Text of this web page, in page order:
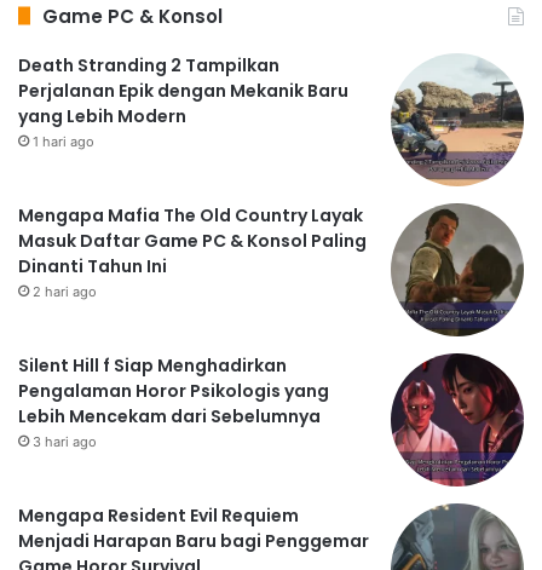
Game PC & Konsol
Death Stranding 2 Tampilkan
Perjalanan Epik dengan Mekanik Baru
yang Lebih Modern
1 hari ago
Mengapa Mafia The Old Country Layak
Masuk Daftar Game PC & Konsol Paling
Dinanti Tahun Ini
2 hari ago
Silent Hill f Siap Menghadirkan
Pengalaman Horor Psikologis yang
Lebih Mencekam dari Sebelumnya
3 hari ago
Mengapa Resident Evil Requiem
Menjadi Harapan Baru bagi Penggemar